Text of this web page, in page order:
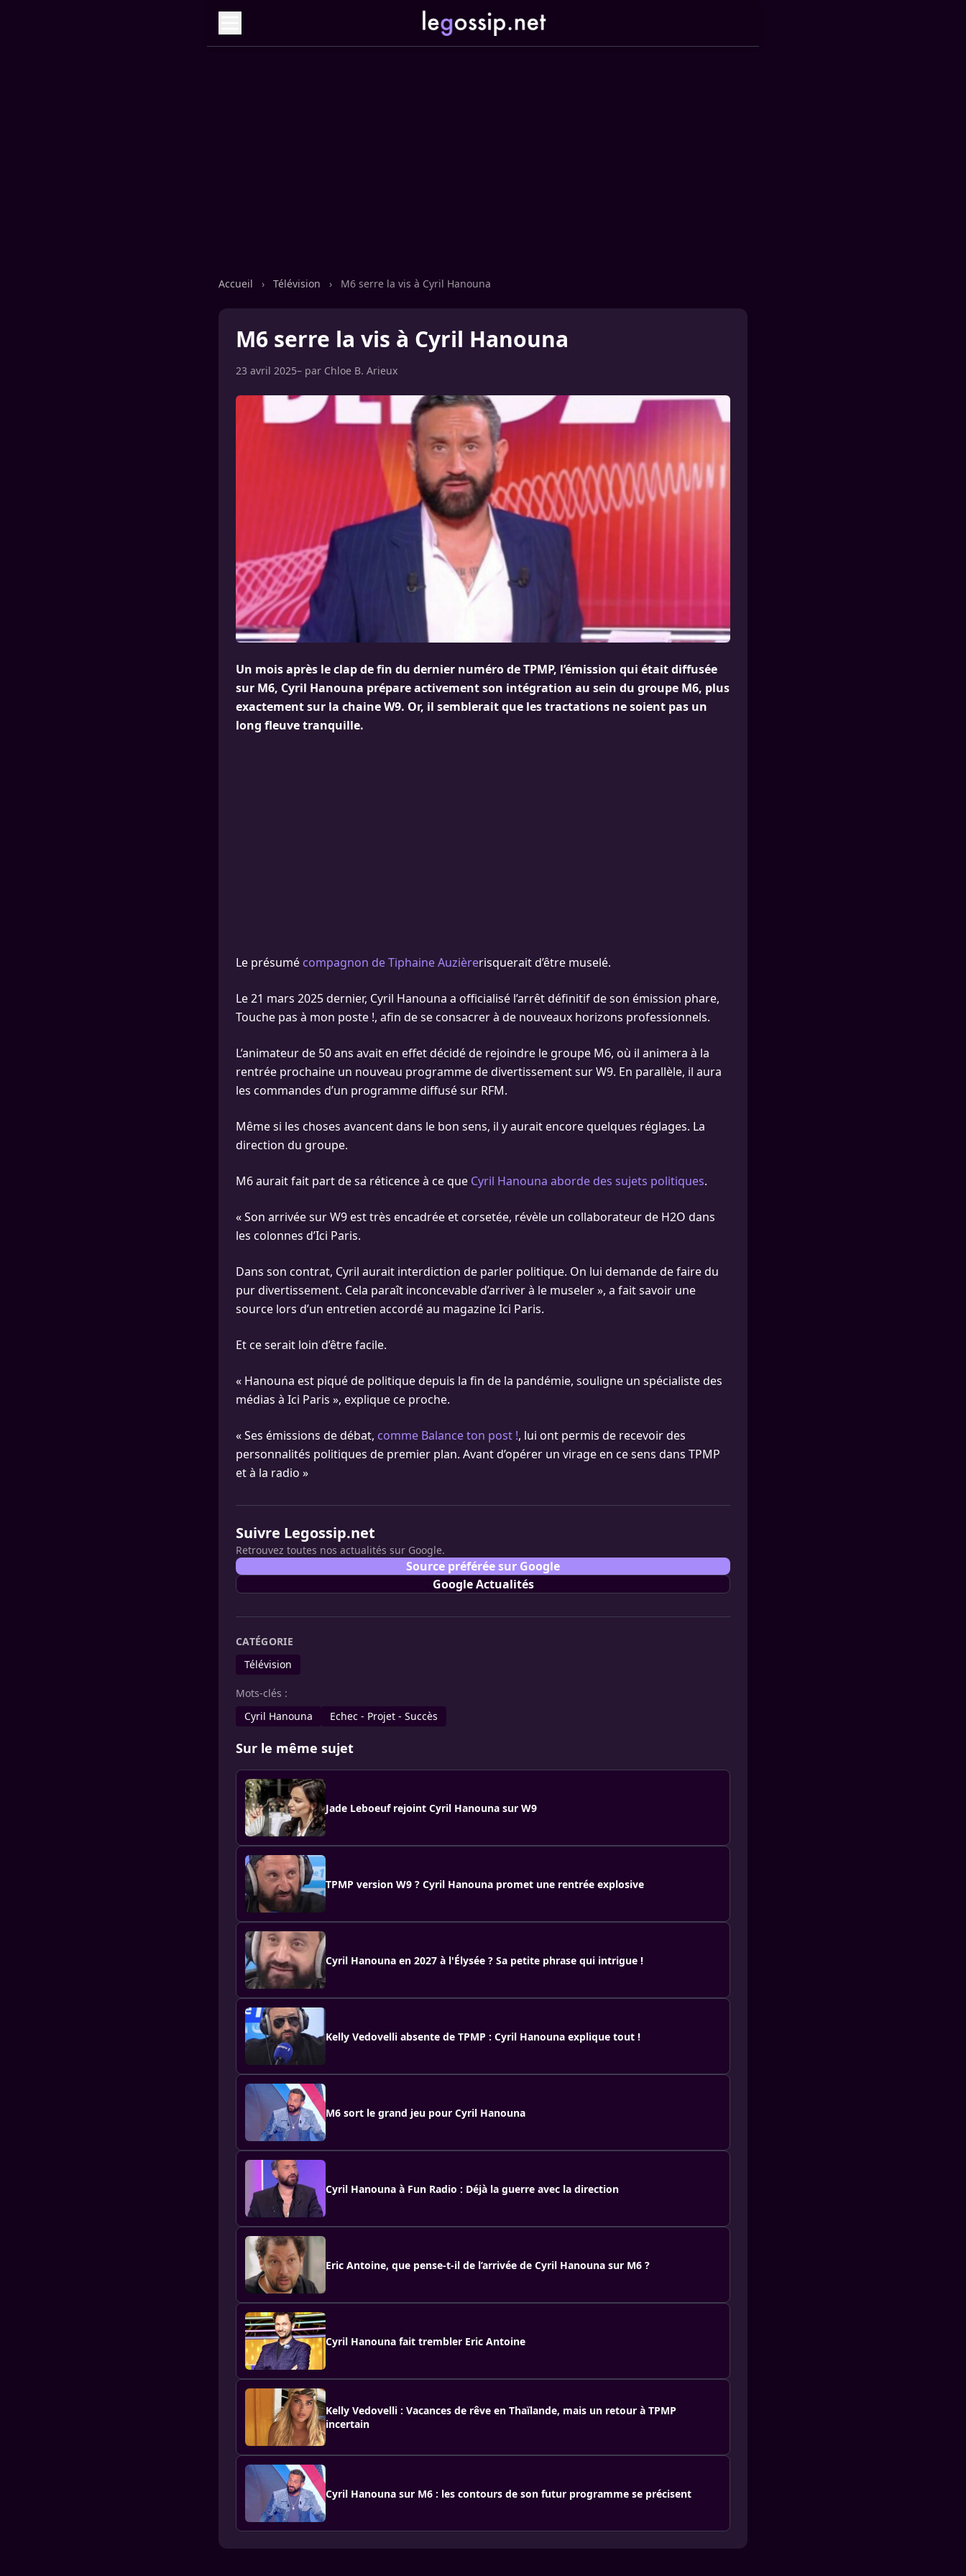
Accueil › Télévision › M6 serre la vis à Cyril Hanouna
M6 serre la vis à Cyril Hanouna
23 avril 2025– par Chloe B. Arieux
Un mois après le clap de fin du dernier numéro de TPMP, l’émission qui était diffusée
sur M6, Cyril Hanouna prépare activement son intégration au sein du groupe M6, plus
exactement sur la chaine W9. Or, il semblerait que les tractations ne soient pas un
long fleuve tranquille.
Le présumé compagnon de Tiphaine Auzièrerisquerait d’être muselé.
Le 21 mars 2025 dernier, Cyril Hanouna a officialisé l’arrêt définitif de son émission phare,
Touche pas à mon poste !, afin de se consacrer à de nouveaux horizons professionnels.
L’animateur de 50 ans avait en effet décidé de rejoindre le groupe M6, où il animera à la
rentrée prochaine un nouveau programme de divertissement sur W9. En parallèle, il aura
les commandes d’un programme diffusé sur RFM.
Même si les choses avancent dans le bon sens, il y aurait encore quelques réglages. La
direction du groupe.
M6 aurait fait part de sa réticence à ce que Cyril Hanouna aborde des sujets politiques.
« Son arrivée sur W9 est très encadrée et corsetée, révèle un collaborateur de H2O dans
les colonnes d’Ici Paris.
Dans son contrat, Cyril aurait interdiction de parler politique. On lui demande de faire du
pur divertissement. Cela paraît inconcevable d’arriver à le museler », a fait savoir une
source lors d’un entretien accordé au magazine Ici Paris.
Et ce serait loin d’être facile.
« Hanouna est piqué de politique depuis la fin de la pandémie, souligne un spécialiste des
médias à Ici Paris », explique ce proche.
« Ses émissions de débat, comme Balance ton post !, lui ont permis de recevoir des
personnalités politiques de premier plan. Avant d’opérer un virage en ce sens dans TPMP
et à la radio »
Suivre Legossip.net
Retrouvez toutes nos actualités sur Google.
Source préférée sur Google
Google Actualités
CATÉGORIE
Télévision
Mots-clés :
Cyril Hanouna
Echec - Projet - Succès
Sur le même sujet
Jade Leboeuf rejoint Cyril Hanouna sur W9
TPMP version W9 ? Cyril Hanouna promet une rentrée explosive
Cyril Hanouna en 2027 à l'Élysée ? Sa petite phrase qui intrigue !
Kelly Vedovelli absente de TPMP : Cyril Hanouna explique tout !
M6 sort le grand jeu pour Cyril Hanouna
Cyril Hanouna à Fun Radio : Déjà la guerre avec la direction
Eric Antoine, que pense-t-il de l’arrivée de Cyril Hanouna sur M6 ?
Cyril Hanouna fait trembler Eric Antoine
Kelly Vedovelli : Vacances de rêve en Thaïlande, mais un retour à TPMP
incertain
Cyril Hanouna sur M6 : les contours de son futur programme se précisent